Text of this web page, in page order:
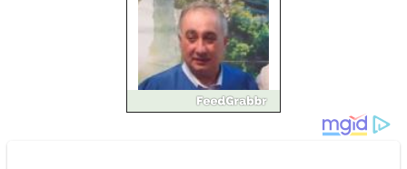
Pastorul Liviu Radu a
trecut la Domnul